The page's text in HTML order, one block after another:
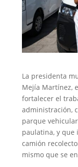
La presidenta
Mejía Martínez,
fortalecer el
administración,
parque
paulatina, y que
camión
mismo que se